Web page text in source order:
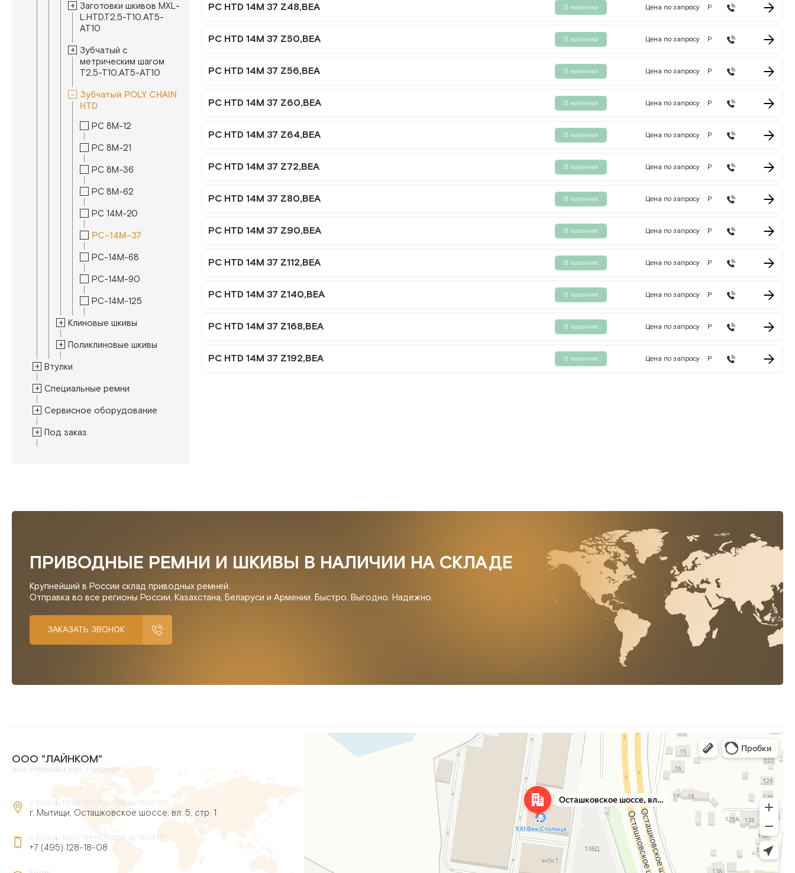
Заготовки шкивов MXL-
L.HTD.T2,5-T10.AT5-
AT10
Зубчатый с
метрическим шагом
T2,5-T10.AT5-AT10
Зубчатый POLY CHAIN
HTD
PC 8M-12
PC 8M-21
PC 8M-36
PC 8M-62
PC 14M-20
PC-14M-37
PC-14M-68
PC-14M-90
PC-14M-125
Клиновые шкивы
Поликлиновые шкивы
Втулки
Специальные ремни
Сервисное оборудование
Под заказ
PC HTD 14M 37 Z48,BEA В наличии Цена по запросу Р
PC HTD 14M 37 Z50,BEA В наличии Цена по запросу Р
PC HTD 14M 37 Z56,BEA В наличии Цена по запросу Р
PC HTD 14M 37 Z60,BEA В наличии Цена по запросу Р
PC HTD 14M 37 Z64,BEA В наличии Цена по запросу Р
PC HTD 14M 37 Z72,BEA В наличии Цена по запросу Р
PC HTD 14M 37 Z80,BEA В наличии Цена по запросу Р
PC HTD 14M 37 Z90,BEA В наличии Цена по запросу Р
PC HTD 14M 37 Z112,BEA В наличии Цена по запросу Р
PC HTD 14M 37 Z140,BEA В наличии Цена по запросу Р
PC HTD 14M 37 Z168,BEA В наличии Цена по запросу Р
PC HTD 14M 37 Z192,BEA В наличии Цена по запросу Р
ПРИВОДНЫЕ РЕМНИ И ШКИВЫ В НАЛИЧИИ НА СКЛАДЕ
Крупнейший в России склад приводных ремней.
Отправка во все регионы России, Казахстана, Беларуси и Армении. Быстро. Выгодно. Надежно.
ЗАКАЗАТЬ ЗВОНОК
ООО "ЛАЙНКОМ"
ИНН: 7716186454, КПП: 771601001
с 9:00 до 16:30 ПН-ЧТ, с 9:00 до 16:00 ПТ
г. Мытищи, Осташковское шоссе, вл. 5, стр. 1
с 9:00 до 16:30 ПН-ЧТ, с 9:00 до 16:00 ПТ
+7 (495) 128-18-08